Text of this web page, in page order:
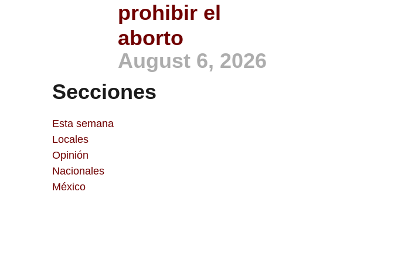
prohibir el
aborto
August 6, 2026
Secciones
Esta semana
Locales
Opinión
Nacionales
México